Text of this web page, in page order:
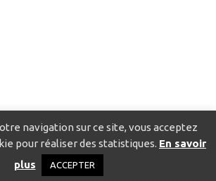
les fournisseurs
de confidentialité
navigation sur ce site, vous acceptez
pour réaliser des statistiques. En savoir
plus
ACCEPTER